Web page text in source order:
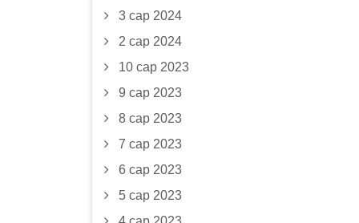
3 сар 2024
2 сар 2024
10 сар 2023
9 сар 2023
8 сар 2023
7 сар 2023
6 сар 2023
5 сар 2023